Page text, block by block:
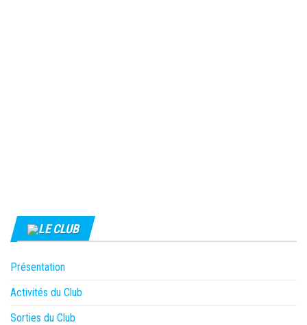
LE CLUB
Présentation
Activités du Club
Sorties du Club